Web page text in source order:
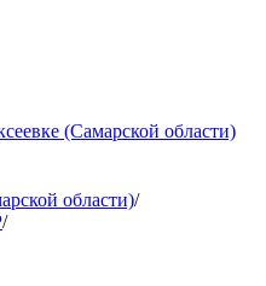
(Самарской области)
области)/
/